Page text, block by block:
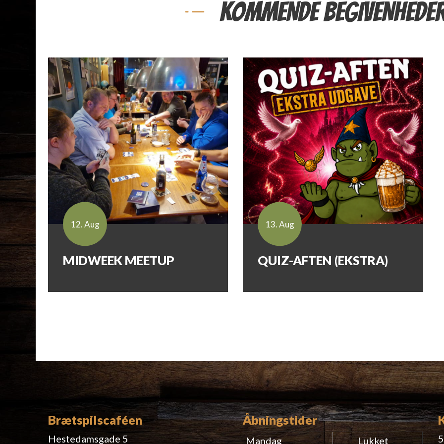
KOMMENDE
12. Aug
MIDWEEK MEETUP
13. Aug
QUIZ-AFTEN (EKSTRA)
Brætspilscaféen
Hestedamsgade 5
Åbningstider
Mandag Lukket